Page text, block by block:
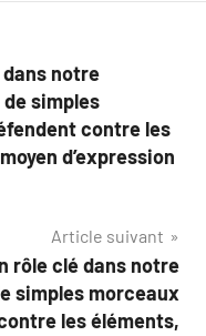
notre
de simples
contre les
d’expression
Article suivant
rôle clé dans notre
simples morceaux
les éléments,